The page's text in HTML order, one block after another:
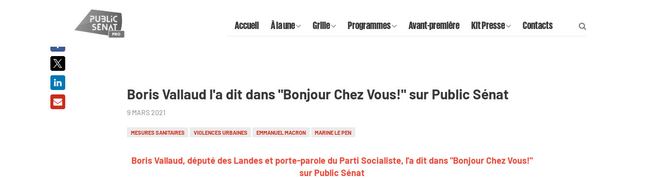
Accueil À la une Grille Programmes Avant-première Kit Presse Contacts
Boris Vallaud l'a dit dans "Bonjour Chez Vous!" sur Public Sénat
9 MARS 2021
MESURES SANITAIRES VIOLENCES URBAINES EMMANUEL MACRON MARINE LE PEN
Boris Vallaud, député des Landes et porte-parole du Parti Socialiste, l'a dit dans "Bonjour Chez Vous!"
sur Public Sénat